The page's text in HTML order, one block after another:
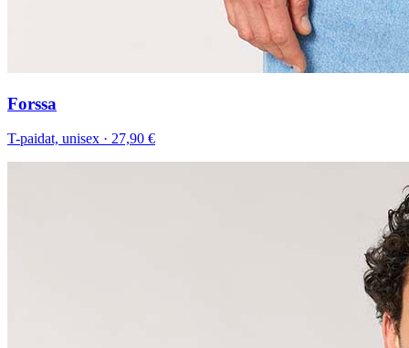
Forssa
T-paidat, unisex · 27,90 €